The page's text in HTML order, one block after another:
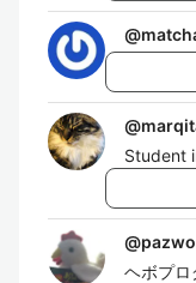
@
@
Student
@
ヘボプロ